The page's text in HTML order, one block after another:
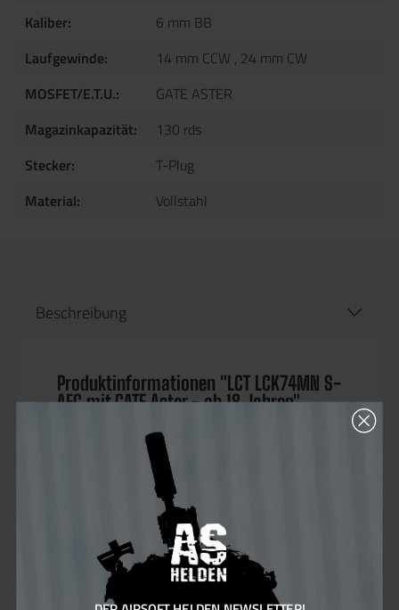
Kaliber:
6 mm BB
Laufgewinde:
14 mm CCW , 24 mm CW
MOSFET/E.T.U.:
GATE ASTER
Magazinkapazität:
130 rds
Stecker:
T-Plug
Material:
Vollstahl
Beschreibung
Produktinformationen "LCT LCK74MN S-
AEG mit GATE Aster - ab 18 Jahren"
LCT LCK-74MN S-AEG
Airsoft-Waffe mit vollständiger
Stahlkonstruktion
, die eine außergewöhnliche
Haltbarkeit und Authentizität bietet. Mit einer
950 mm
(zusammengeklappt 710
mm) und einem Gewicht von
ausbalanciert und perfekt für längere
Spielsitzungen.